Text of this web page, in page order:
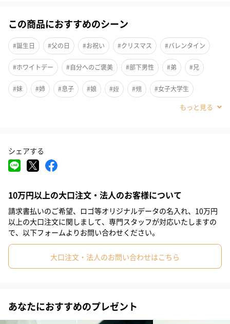
痛みを補修し、回復させるトリートメントです。ナノカプセル化
されたセラミドとコレステロール成分が、毛髪の深部まで浸透し
傷んだ髪を徹底的に補修します。みずみずしさを感じるしっとり
した感触が特徴です。
また肌の角質層に瞬時に浸透しバリア機能も回復へと導きます。
塗り始めから広がるスペシャルな香りは、洗い流したあともほの
情や直感、想像力を高めるローズゼラニウム。心に静けさを生
み、瞑想にも使われるフランキンセンス。これら3種の香りが織り
なす特別な時間があなたのバスタイムを彩ります。身体が香りに
包まれる心地よさを、お楽しみください。
バスタイムを至福の時間に
この商品におすすめのシーン
#誕生日 #父の日 #お祝い #クリスマス #バレンタイン
#ホワイトデー #自分へのご褒美 #部下男性 #弟 #兄
#妹 #姉 #息子 #娘 #姪 #甥 #女子大学生
#取引先女性
#男性 #女性
#祖父 #上司女性
#男子大学生 #20代前半 #20代後半 #30代 #40代
#50代 #60代 #70代 #80代 #90代
シェアする
10万円以上の大口注文・法人のお客様について
請求書払いのご希望、ロゴ等オリジナルデータの名入れ、10万円
以上の大口注文に関しまして、専門スタッフが対応いたしますの
で、以下フォームよりお問い合わせください。
大口注文・法人のお問い合わせはこちら
あなたにおすすめのプレゼント